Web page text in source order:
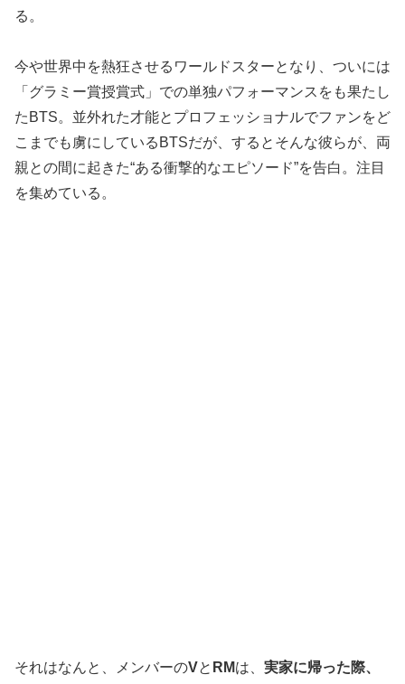
る。
今や世界中を熱狂させるワールドスターとなり、ついには
「グラミー賞授賞式」での単独パフォーマンスをも果たし
たBTS。並外れた才能とプロフェッショナルでファンをど
こまでも虜にしているBTSだが、するとそんな彼らが、両
親との間に起きた“ある衝撃的なエピソード”を告白。注目
を集めている。
それはなんと、メンバーのVと RMは、 実家に帰った際、